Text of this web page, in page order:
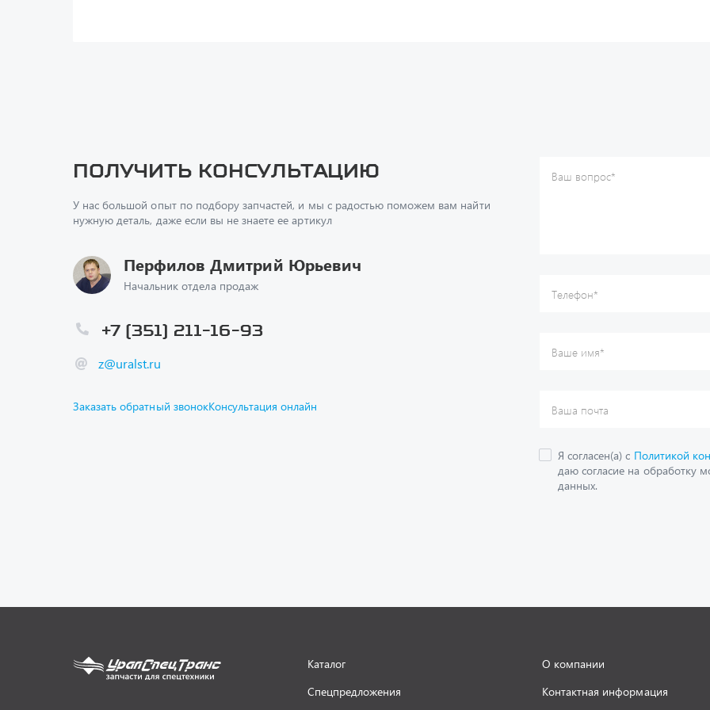
Получить консультацию
У нас большой опыт по подбору запчастей, и мы с радостью поможем вам найти
нужную деталь, даже если вы не знаете ее артикул
Перфилов Дмитрий Юрьевич
Начальник отдела продаж
z@uralst.ru
+7 (351) 211-16-93
Заказать обратный звонокКонсультация онлайн
Ваш вопрос*
Спецпредложения
Гарантии
Доставка и оплата
Контактная информация
Полезная информация
Новости